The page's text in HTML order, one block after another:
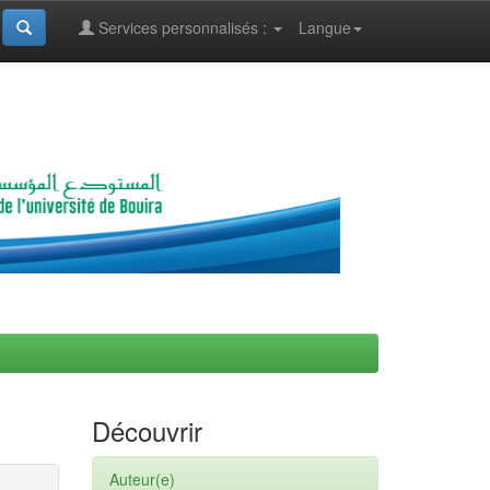
Langue
Services personnalisés :
Découvrir
Auteur(e)